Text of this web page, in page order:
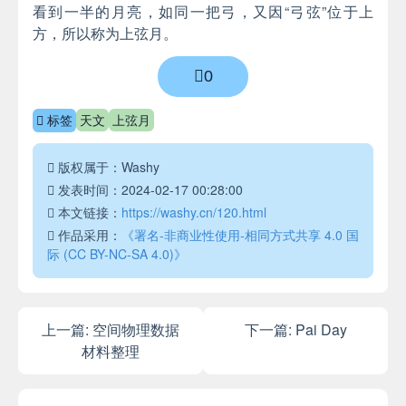
看到一半的月亮，如同一把弓，又因“弓弦”位于上
方，所以称为上弦月。
0
标签 天文 上弦月
版权属于：Washy
发表时间：2024-02-17 00:28:00
本文链接： https://washy.cn/120.html
作品采用：
《署名-非商业性使用-相同方式共享 4.0 国
际 (CC BY-NC-SA 4.0)》
上一篇: 空间物理数据
材料整理
下一篇: Pai Day